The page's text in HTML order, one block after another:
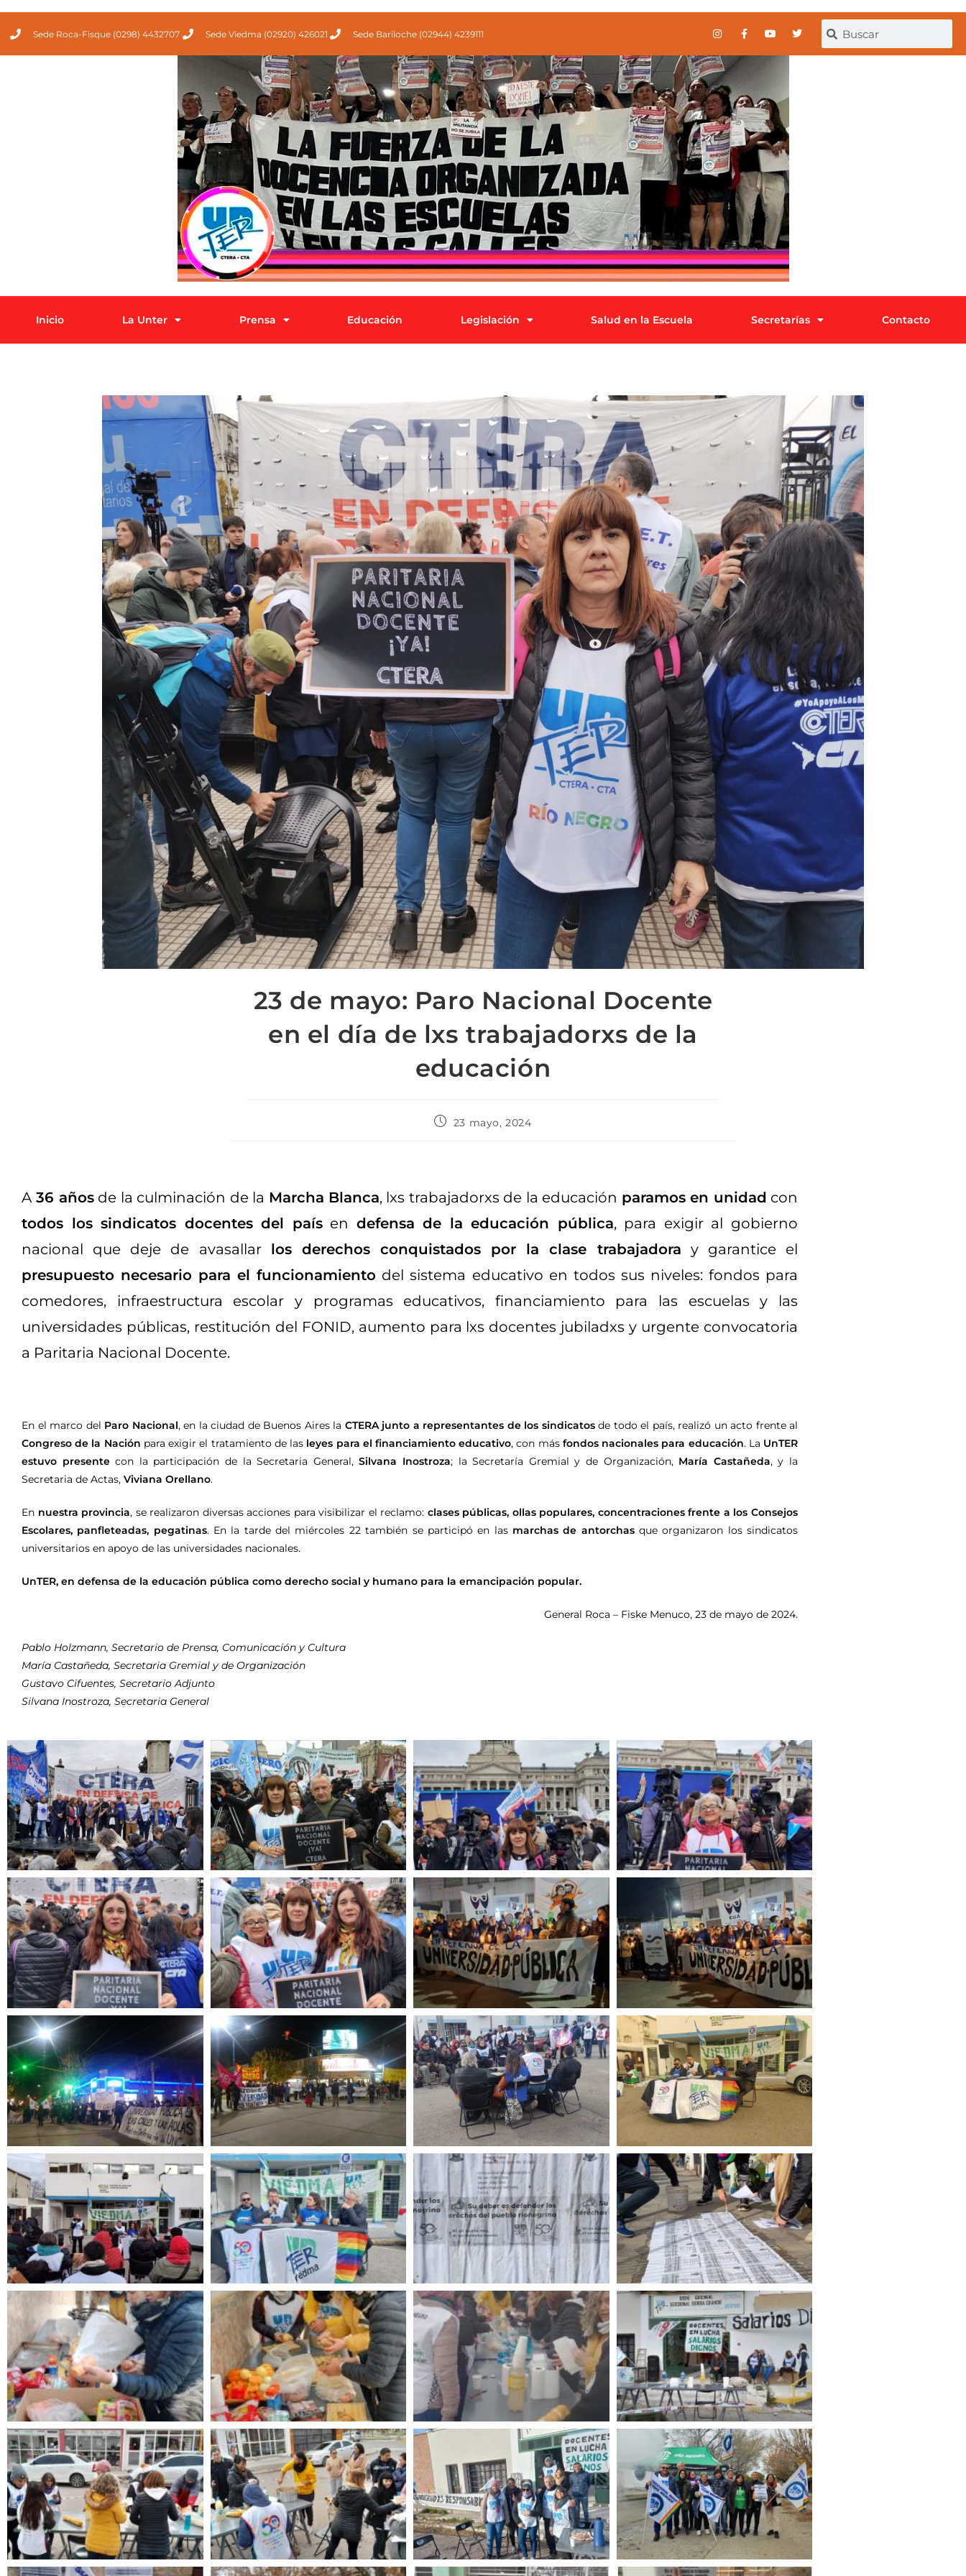
Sede Roca-Fisque (0298) 4432707 Sede Viedma (02920) 426021 Sede Bariloche (02944) 4239111
Inicio La Unter Prensa Educación Legislación Salud en la Escuela Secretarías Contacto
23 de mayo: Paro Nacional Docente
en el día de lxs trabajadorxs de la
educación
23 mayo, 2024
A 36 añosde la culminación de la Marcha Blanca, lxs trabajadorxs de la educación paramos en unidad con
todos los sindicatos docentes del paísen defensa de la educación pública, para exigir al gobierno
nacional que deje de avasallar los derechos conquistados por la clase trabajadora y garantice el
presupuesto necesario para el funcionamiento del sistema educativo en todos sus niveles: fondos para
comedores, infraestructura escolar y programas educativos, financiamiento para las escuelas y las
universidades públicas, restitución del FONID, aumento para lxs docentes jubiladxs y urgente convocatoria
a Paritaria Nacional Docente.
En el marco del Paro Nacional, en la ciudad de Buenos Aires la CTERA junto a representantes de los sindicatosde todo el país, realizó un acto frente al
Congreso de la Nación para exigir el tratamiento de las leyes para el financiamiento educativo, con más fondos nacionales para educación. La UnTER
estuvo presentecon la participación de la Secretaria General,Silvana Inostroza; la Secretaría Gremial y de Organización, María Castañeda, y la
Secretaria de Actas, Viviana Orellano.
En nuestra provincia, se realizaron diversas acciones para visibilizar el reclamo: clases públicas, ollas populares, concentraciones frente a los Consejos
Escolares, panfleteadas, pegatinas. En la tarde del miércoles 22 también se participó en las marchas de antorchasque organizaron los sindicatos
universitarios en apoyo de las universidades nacionales.
UnTER, en defensa de la educación pública como derecho social y humano para la emancipación popular.
General Roca – Fiske Menuco, 23 de mayo de 2024.
Pablo Holzmann, Secretario de Prensa, Comunicación y Cultura
María Castañeda, Secretaria Gremial y de Organización
Gustavo Cifuentes, Secretario Adjunto
Silvana Inostroza, Secretaria General